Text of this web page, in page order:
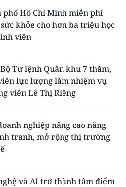
phố Hồ Chí Minh miễn phí
khỏe cho hơn ba triệu học
viên
Tư lệnh Quân khu 7 thăm,
lực lượng làm nhiệm vụ
viên Lê Thị Riêng
nghiệp nâng cao năng
tranh, mở rộng thị trường
và AI trở thành tâm điểm